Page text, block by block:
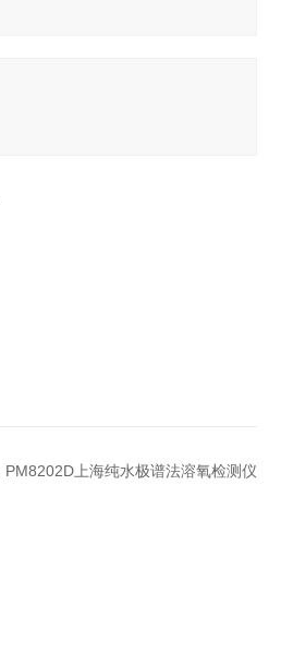
PM8202D上海纯水极谱法溶氧检测仪